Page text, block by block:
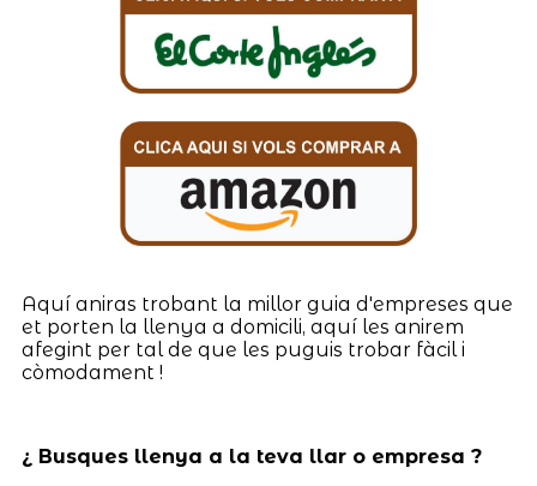
Aquí aniras trobant la millor guia d'empreses que
et porten la llenya a domicili, aquí les anirem
afegint per tal de que les puguis trobar fàcil i
còmodament !
¿ Busques llenya a la teva llar o empresa ?